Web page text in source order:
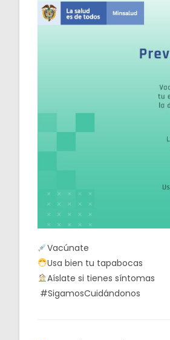
Vacúnate
Usa bien tu tapabocas
Aíslate si tienes síntomas
#SigamosCuidándonos